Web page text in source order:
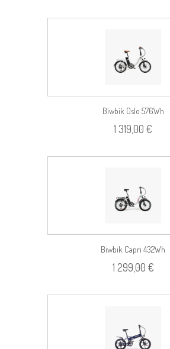
Biwbik Oslo 576Wh
1 319,00 €
Biwbik Capri 432Wh
1 299,00 €